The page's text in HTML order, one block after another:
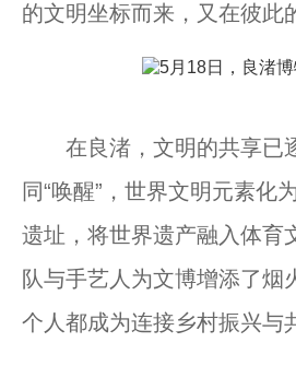
的文明坐标而来，又在彼此
在良渚，文明的共享已逐
同“唤醒”，世界文明元素化
遗址，将世界遗产融入体育
队与手艺人为文博增添了
个人都成为连接乡村振兴与